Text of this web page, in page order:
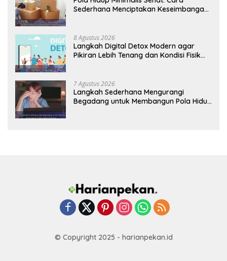
Sederhana Menciptakan Keseimbangan
8 Agustus 2026
Langkah Digital Detox Modern agar
Pikiran Lebih Tenang dan Kondisi Fisik
7 Agustus 2026
Langkah Sederhana Mengurangi
Begadang untuk Membangun Pola Hidup
© Copyright 2025 - harianpekan.id